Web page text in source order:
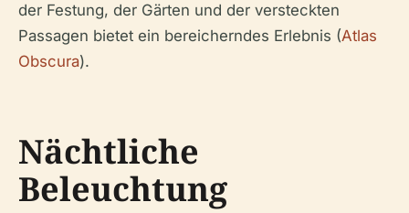
der Festung, der Gärten und der versteckten
Passagen bietet ein bereicherndes Erlebnis (Atlas
Obscura).
Nächtliche
Beleuchtung